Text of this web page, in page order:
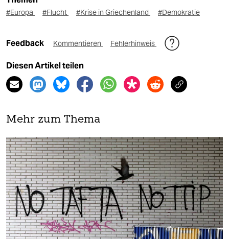
#Europa #Flucht #Krise in Griechenland #Demokratie
Feedback Kommentieren Fehlerhinweis
Diesen Artikel teilen
Mehr zum Thema